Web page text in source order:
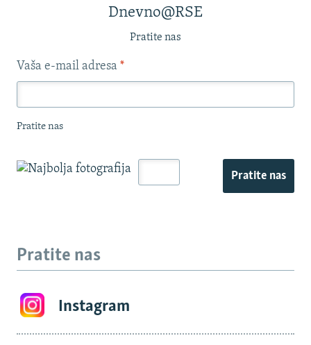
Dnevno@RSE
Pratite nas
Vaša e-mail adresa *
Pratite nas
Pratite nas
Pratite nas
Instagram